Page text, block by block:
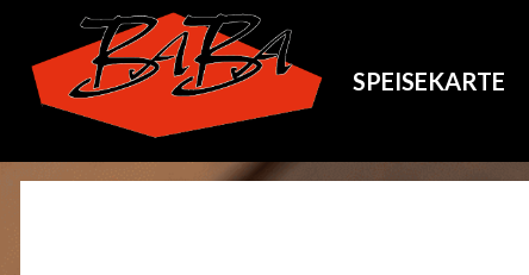
SPEISEKARTE